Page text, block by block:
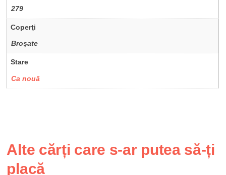
279
Coperţi
Broşate
Stare
Ca nouă
Alte cărți care s-ar putea să-ți
placă